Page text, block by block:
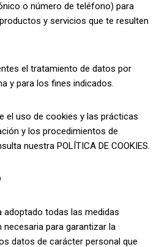
o número de teléfono) para
y servicios que te resulten
el tratamiento de datos por
y para los fines indicados.
el uso de cookies y las prácticas
y los procedimientos de
nuestra POLÍTICA DE COOKIES.
adoptado todas las medidas
para garantizar la
datos de carácter personal que